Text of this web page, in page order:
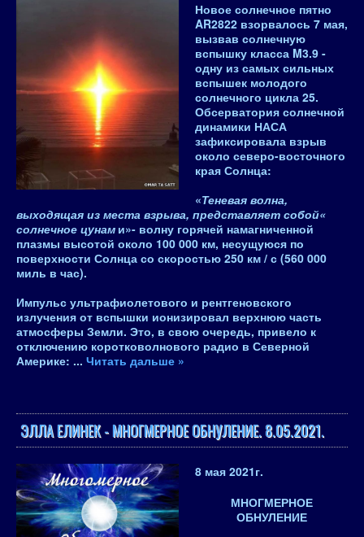
Новое солнечное пятно
AR2822 взорвалось 7 мая,
вызвав солнечную
вспышку класса M3.9 -
одну из самых сильных
вспышек молодого
солнечного цикла 25.
Обсерватория солнечной
динамики НАСА
зафиксировала взрыв
около северо-восточного
края Солнца:
«Теневая волна,
выходящая из места взрыва, представляет собой«
солнечное цунам и»- волну горячей намагниченной
плазмы высотой около 100 000 км, несущуюся по
поверхности Солнца со скоростью 250 км / с (560 000
миль в час).
Импульс ультрафиолетового и рентгеновского
излучения от вспышки ионизировал верхнюю часть
атмосферы Земли. Это, в свою очередь, привело к
отключению коротковолнового радио в Северной
Америке: ... Читать дальше »
ЭЛЛА ЕЛИНЕК - МНОГМЕРНОЕ ОБНУЛЕНИЕ. 8.05.2021.
8 мая 2021г.
МНОГМЕРНОЕ
ОБНУЛЕНИЕ